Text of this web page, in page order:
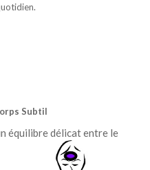
Subtil
équilibre délicat entre le